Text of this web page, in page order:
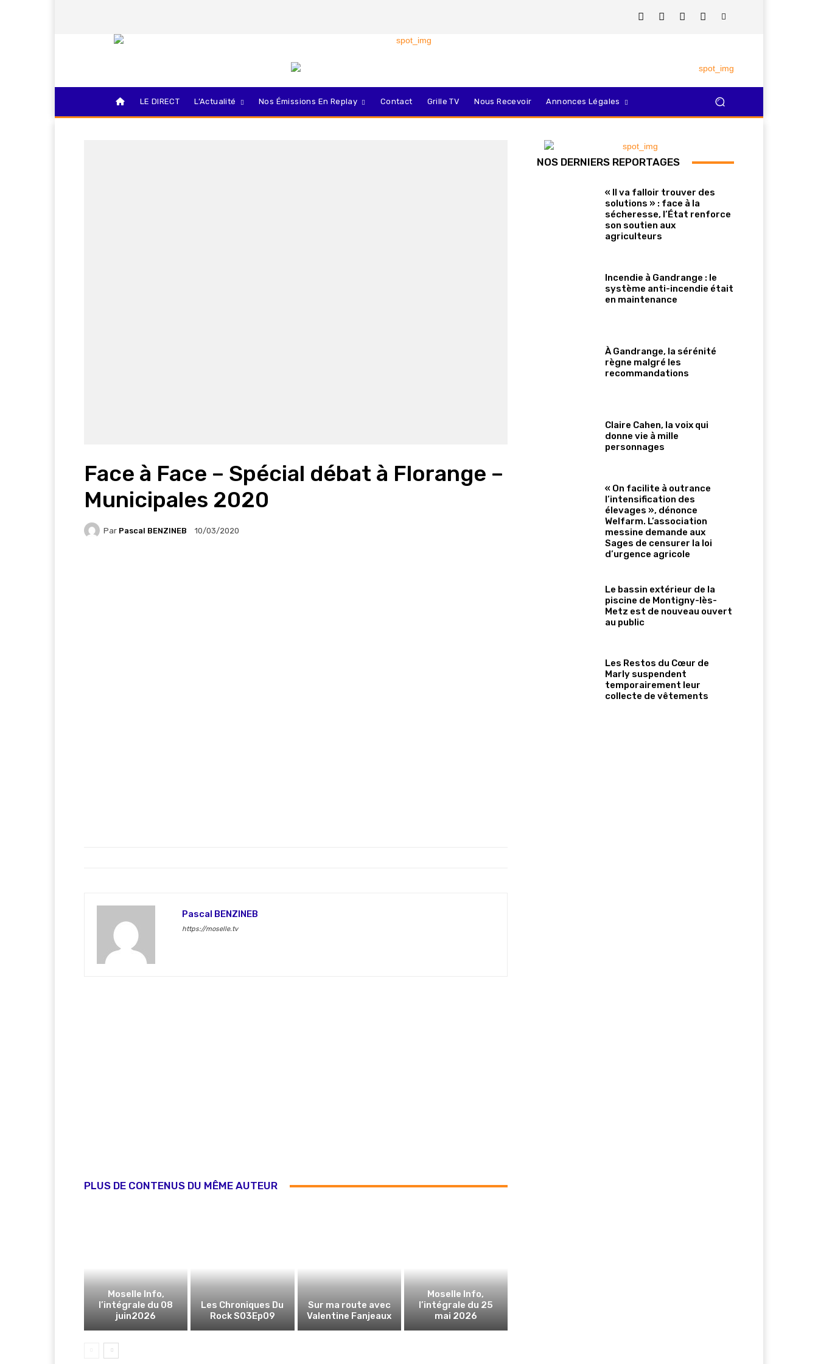
LE DIRECT L’Actualité Nos Émissions En Replay Contact Grille TV Nous Recevoir Annonces Légales
Face à Face – Spécial débat à Florange –
Municipales 2020
Par Pascal BENZINEB 10/03/2020
Pascal BENZINEB
https://moselle.tv
PLUS DE CONTENUS DU MÊME AUTEUR
Moselle Info,
l’intégrale du 08
juin2026
Les Chroniques Du
Rock S03Ep09
Sur ma route avec
Valentine Fanjeaux
Moselle Info,
l’intégrale du 25
mai 2026
NOS DERNIERS REPORTAGES
« Il va falloir trouver des
solutions » : face à la
sécheresse, l’État renforce
son soutien aux
agriculteurs
Incendie à Gandrange : le
système anti-incendie était
en maintenance
À Gandrange, la sérénité
règne malgré les
recommandations
Claire Cahen, la voix qui
donne vie à mille
personnages
« On facilite à outrance
l’intensification des
élevages », dénonce
Welfarm. L’association
messine demande aux
Sages de censurer la loi
d’urgence agricole
Le bassin extérieur de la
piscine de Montigny-lès-
Metz est de nouveau ouvert
au public
Les Restos du Cœur de
Marly suspendent
temporairement leur
collecte de vêtements